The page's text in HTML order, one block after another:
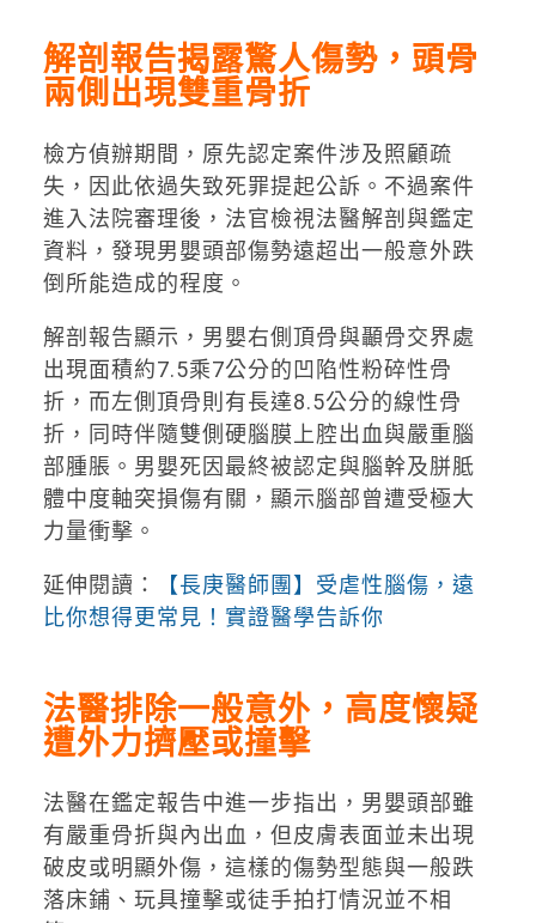
解剖報告揭露驚人傷勢，頭骨
兩側出現雙重骨折
檢方偵辦期間，原先認定案件涉及照顧疏
失，因此依過失致死罪提起公訴。不過案件
進入法院審理後，法官檢視法醫解剖與鑑定
資料，發現男嬰頭部傷勢遠超出一般意外跌
倒所能造成的程度。
解剖報告顯示，男嬰右側頂骨與顳骨交界處
出現面積約7.5乘7公分的凹陷性粉碎性骨
折，而左側頂骨則有長達8.5公分的線性骨
折，同時伴隨雙側硬腦膜上腔出血與嚴重腦
部腫脹。男嬰死因最終被認定與腦幹及胼胝
體中度軸突損傷有關，顯示腦部曾遭受極大
力量衝擊。
延伸閱讀：
【長庚醫師團】受虐性腦傷，遠
比你想得更常見！實證醫學告訴你
法醫排除一般意外，高度懷疑
遭外力擠壓或撞擊
法醫在鑑定報告中進一步指出，男嬰頭部雖
有嚴重骨折與內出血，但皮膚表面並未出現
破皮或明顯外傷，這樣的傷勢型態與一般跌
落床鋪、玩具撞擊或徒手拍打情況並不相